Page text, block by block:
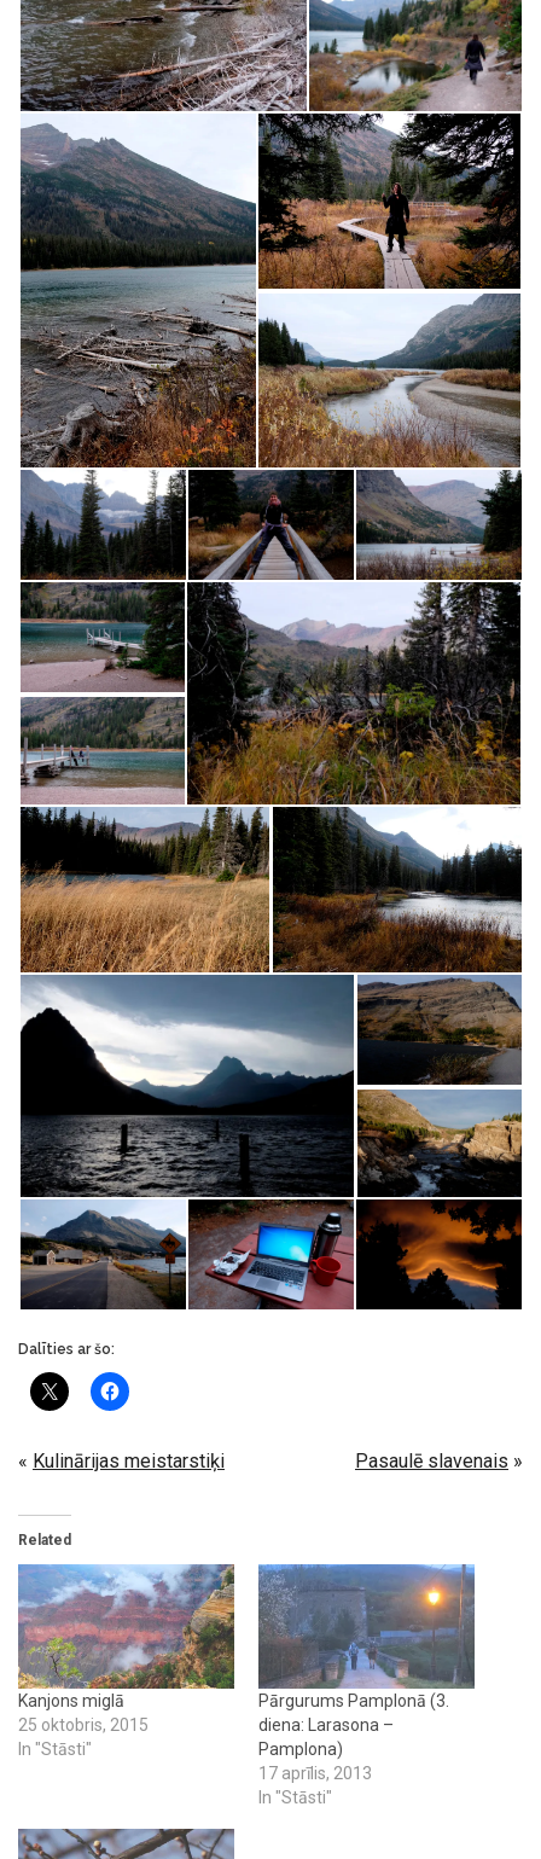
Dalīties ar šo:
« Kulinārijas meistarstiķi Pasaulē slavenais »
Related
Kanjons miglā
25 oktobris, 2015
In "Stāsti"
Pārgurums Pamplonā (3.
diena: Larasona –
Pamplona)
17 aprīlis, 2013
In "Stāsti"